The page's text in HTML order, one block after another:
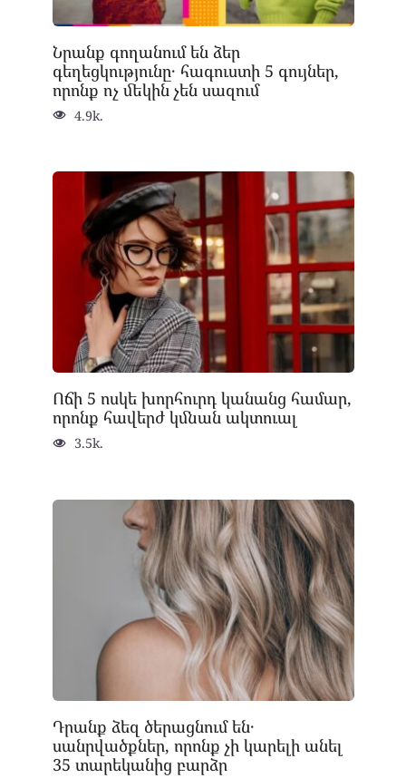
Նրանք գողանում են ձեր
գեղեցկությունը․ հագուստի 5 գույներ,
որոնք ոչ մեկին չեն սազում
4.9k.
Ոճի 5 ոսկե խորհուրդ կանանց համար,
որոնք հավերժ կմնան ակտուալ
3.5k.
Դրանք ձեզ ծերացնում են․
սանրվածքներ, որոնք չի կարելի անել
35 տարեկանից բարձր